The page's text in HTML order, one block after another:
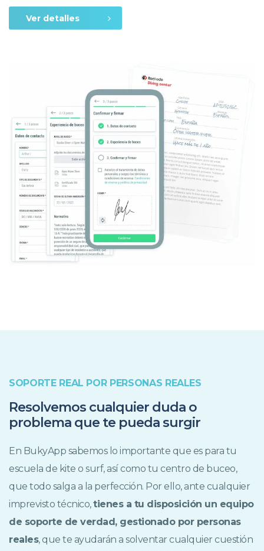
Ver detalles
SOPORTE REAL POR PERSONAS REALES
Resolvemos cualquier duda o
problema que te pueda surgir
En BukyApp sabemos lo importante que es para tu
escuela de kite o surf, así como tu centro de buceo,
que todo salga a la perfección. Por ello, ante cualquier
imprevisto técnico,tienes a tu disposición un equipo
de soporte de verdad, gestionado por personas
reales, que te ayudarán a solventar cualquier cuestión